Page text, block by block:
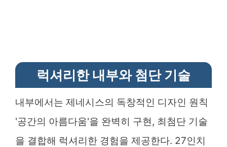
럭셔리한 내부와 첨단 기술
내부에서는 제네시스의 독창적인 디자인 원칙
'공간의 아름다움'을 완벽히 구현, 최첨단 기술
을 결합해 럭셔리한 경험을 제공한다. 27인치